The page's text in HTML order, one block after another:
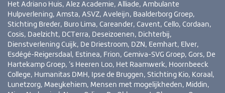
Het Adriano Huis, Alez Academie, Alliade, Ambulante
Hulpverlening, Amsta, ASVZ, Aveleijn, Baalderborg Groep,
Stichting Breder, Buro Lima, Careander, Cavent, Cello, Cordaan,
Cosis, Daelzicht, DCTerra, Deseizoenen, Dichterbij,
Dienstverlening Cuijk, De Driestroom, DZN, Eemhart, Elver,
Esdégé-Reigersdaal, Estinea, Frion, Gemiva-SVG Groep, Gors, De
Hartekamp Groep, ’s Heeren Loo, Het Raamwerk, Hoornbeeck
College, Humanitas DMH, Ipse de Bruggen, Stichting Kio, Koraal,
Lunetzorg, Maeykehiem, Mensen met mogelijkheden, Middin,